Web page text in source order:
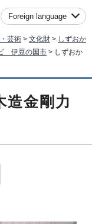
Foreign language
芸術 > 文化財 > しずおか
伊豆の国市 > しずおか
造金剛力